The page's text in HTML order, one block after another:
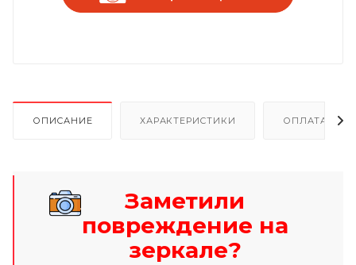
ОПИСАНИЕ ХАРАКТЕРИСТИКИ ОПЛАТА И
Заметили
повреждение на
зеркале?